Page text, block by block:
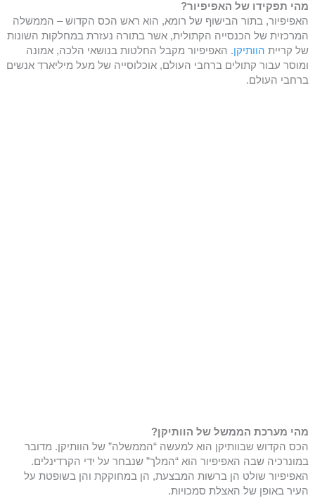
מהי תפקידו של האפיפיור?
האפיפיור, בתור הבישוף של רומא, הוא ראש הכס הקדוש – הממשלה
המרכזית של הכנסייה הקתולית, אשר בתורה נעזרת במחלקות השונות
של קריית הוותיקן. האפיפיור מקבל החלטות בנושאי הלכה, אמונה
ומוסר עבור קתולים ברחבי העולם, אוכלוסייה של מעל מיליארד אנשים
ברחבי העולם.
מהי מערכת הממשל של הוותיקן?
הכס הקדוש שבוותיקן הוא למעשה “הממשלה” של הוותיקן. מדובר
במונרכיה שבה האפיפיור הוא “המלך” שנבחר על ידי הקרדינלים.
האפיפיור שולט הן ברשות המבצעת, הן במחוקקת והן בשופטת על
העיר באופן של האצלת סמכויות.